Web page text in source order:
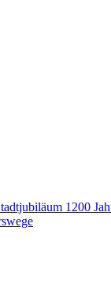
1200